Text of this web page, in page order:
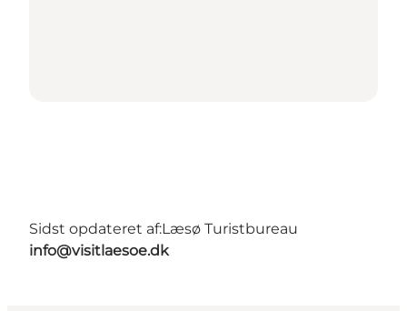
Sidst opdateret af:Læsø Turistbureau
info@visitlaesoe.dk